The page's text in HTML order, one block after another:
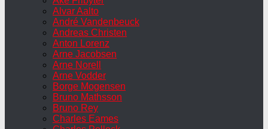
Alvar Aalto
André Vandenbeuck
Andreas Christen
Anton Lorenz
Arne Jacobsen
Arne Norell
Arne Vodder
Borge Mogensen
Bruno Mathsson
Bruno Rey
Charles Eames